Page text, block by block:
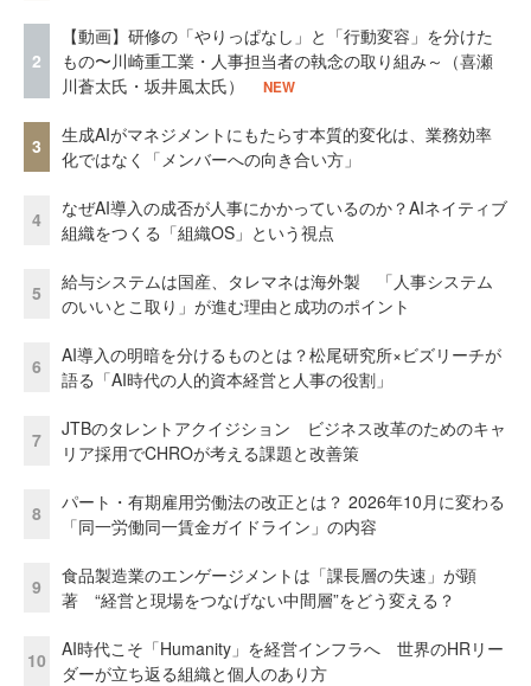
2
【動画】研修の「やりっぱなし」と「行動変容」を分けた
もの〜川崎重工業・人事担当者の執念の取り組み～（喜瀬
川蒼太氏・坂井風太氏）
NEW
3
生成AIがマネジメントにもたらす本質的変化は、業務効率
化ではなく「メンバーへの向き合い方」
4
なぜAI導入の成否が人事にかかっているのか？AIネイティブ
組織をつくる「組織OS」という視点
5
給与システムは国産、タレマネは海外製 「人事システム
のいいとこ取り」が進む理由と成功のポイント
6
AI導入の明暗を分けるものとは？松尾研究所×ビズリーチが
語る「AI時代の人的資本経営と人事の役割」
7
JTBのタレントアクイジション ビジネス改革のためのキャ
リア採用でCHROが考える課題と改善策
8
パート・有期雇用労働法の改正とは？ 2026年10月に変わる
「同一労働同一賃金ガイドライン」の内容
9
食品製造業のエンゲージメントは「課長層の失速」が顕
著 “経営と現場をつなげない中間層”をどう変える？
10
AI時代こそ「Humanity」を経営インフラへ 世界のHRリー
ダーが立ち返る組織と個人のあり方